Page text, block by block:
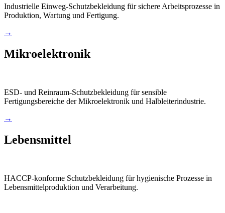
Industrielle Einweg-Schutzbekleidung für sichere Arbeitsprozesse in
Produktion, Wartung und Fertigung.
→
Mikroelektronik
ESD- und Reinraum-Schutzbekleidung für sensible
Fertigungsbereiche der Mikroelektronik und Halbleiterindustrie.
→
Lebensmittel
HACCP-konforme Schutzbekleidung für hygienische Prozesse in
Lebensmittelproduktion und Verarbeitung.